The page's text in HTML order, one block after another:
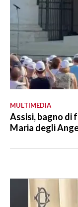
MULTIMEDIA
Assisi, bagno di
Maria degli